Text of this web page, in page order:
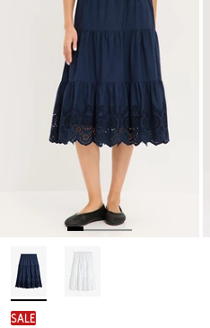
SALE